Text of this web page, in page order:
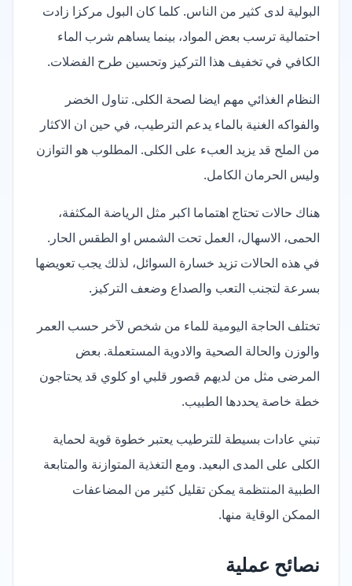
البولية لدى كثير من الناس. كلما كان البول مركزا زادت
احتمالية ترسب بعض المواد، بينما يساهم شرب الماء
الكافي في تخفيف هذا التركيز وتحسين طرح الفضلات.
النظام الغذائي مهم ايضا لصحة الكلى. تناول الخضر
والفواكه الغنية بالماء يدعم الترطيب، في حين ان الاكثار
من الملح قد يزيد العبء على الكلى. المطلوب هو التوازن
وليس الحرمان الكامل.
هناك حالات تحتاج اهتماما اكبر مثل الرياضة المكثفة،
الحمى، الاسهال، العمل تحت الشمس او الطقس الحار.
في هذه الحالات تزيد خسارة السوائل، لذلك يجب تعويضها
بسرعة لتجنب التعب والصداع وضعف التركيز.
تختلف الحاجة اليومية للماء من شخص لآخر حسب العمر
والوزن والحالة الصحية والادوية المستعملة. بعض
المرضى مثل من لديهم قصور قلبي او كلوي قد يحتاجون
خطة خاصة يحددها الطبيب.
تبني عادات بسيطة للترطيب يعتبر خطوة قوية لحماية
الكلى على المدى البعيد. ومع التغذية المتوازنة والمتابعة
الطبية المنتظمة يمكن تقليل كثير من المضاعفات
الممكن الوقاية منها.
نصائح عملية